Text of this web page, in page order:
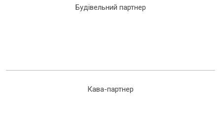
Будівельний партнер
Кава-партнер